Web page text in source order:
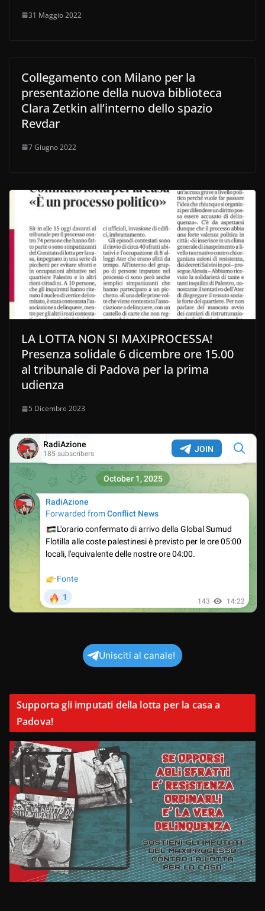
31 Maggio 2022
Collegamento con Milano per la
presentazione della nuova biblioteca
Clara Zetkin all’interno dello spazio
Revdar
7 Giugno 2022
LA LOTTA NON SI MAXIPROCESSA!
Presenza solidale 6 dicembre ore 15.00
al tribunale di Padova per la prima
udienza
5 Dicembre 2023
Unisciti al canale!
Supporta gli imputati della lotta per la casa a
Padova!